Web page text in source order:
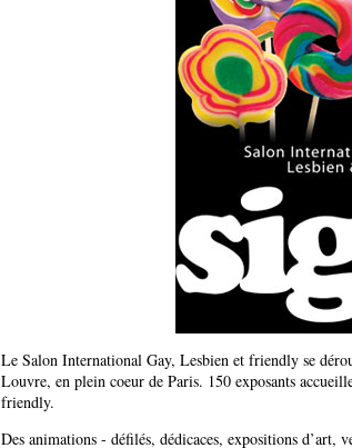
Le Salon International Gay, Lesbien et friendly se
Louvre, en plein coeur de Paris. 150 exposants
friendly.
Des animations - défilés, dédicaces, expositions d’art,